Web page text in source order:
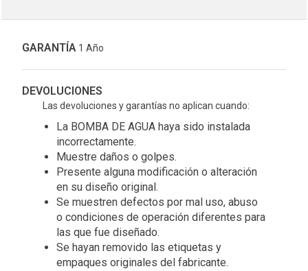
GARANTÍA 1 Año
DEVOLUCIONES
Las devoluciones y garantías no aplican cuando:
La BOMBA DE AGUA haya sido instalada
incorrectamente.
Muestre daños o golpes.
Presente alguna modificación o alteración
en su diseño original.
Se muestren defectos por mal uso, abuso
o condiciones de operación diferentes para
las que fue diseñado.
Se hayan removido las etiquetas y
empaques originales del fabricante.